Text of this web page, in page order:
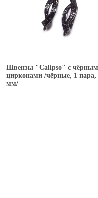
Швензы "Calipso" с
цирконами /чёрные, 1 пара,
мм/